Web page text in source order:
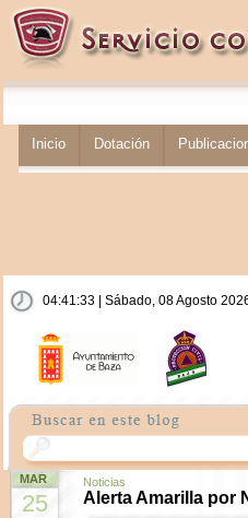
Inicio Dotación
04:41:33 | Sábado, 08 Agosto
MAR
25
Noticias
Alerta Amarilla por